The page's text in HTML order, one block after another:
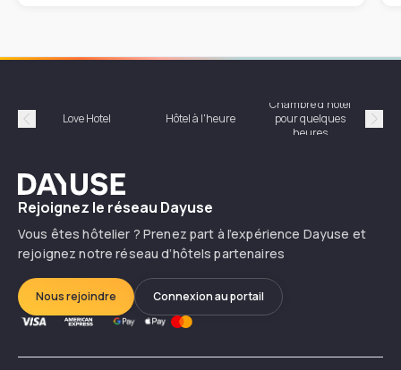
Précédent
Love Hotel Hôtel à l'heure
Chambre d'hôtel
pour quelques
heures
Dayuse
Rejoignez le réseau Dayuse
Vous êtes hôtelier ? Prenez part à l’expérience Dayuse et
rejoignez notre réseau d’hôtels partenaires
Nous rejoindre Connexion au portail